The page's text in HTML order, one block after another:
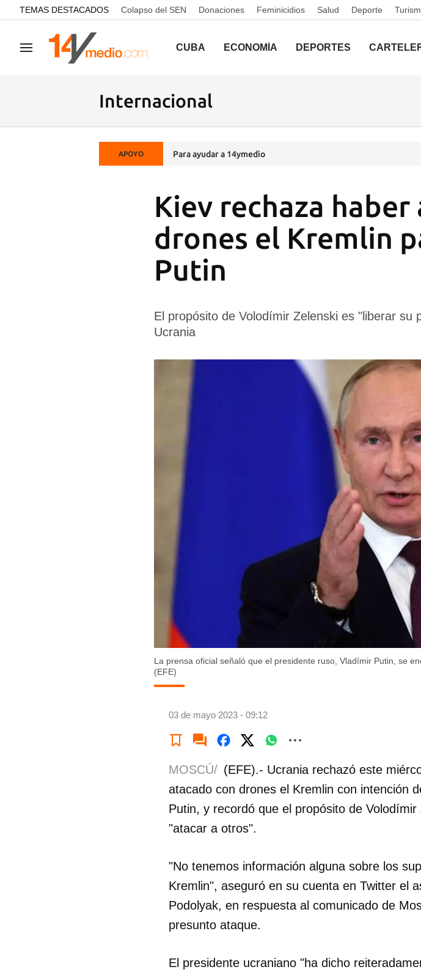
common.go-to-content
TEMAS DESTACADOS Colapso del SEN Donaciones Feminicidios Salud Deporte
Navegación CUBA ECONOMÍA DEPORTES
Internacional
APOYO Para ayudar a 14ymedio
Kiev rechaza haber
drones el Kremlin
Putin
El propósito de Volodímir Zelenski es "liberar
Ucrania
La prensa oficial señaló que el presidente ruso, Vladímir Putin, se
(EFE)
03 de mayo 2023 - 09:12
MOSCÚ/ (EFE).- Ucrania rechazó este
atacado con drones el Kremlin con intención
Putin, y recordó que el propósito de
"atacar a otros".
"No tenemos información alguna sobre los
Kremlin", aseguró en su cuenta en Twitter el
Podolyak, en respuesta al comunicado de
presunto ataque.
El presidente ucraniano "ha dicho